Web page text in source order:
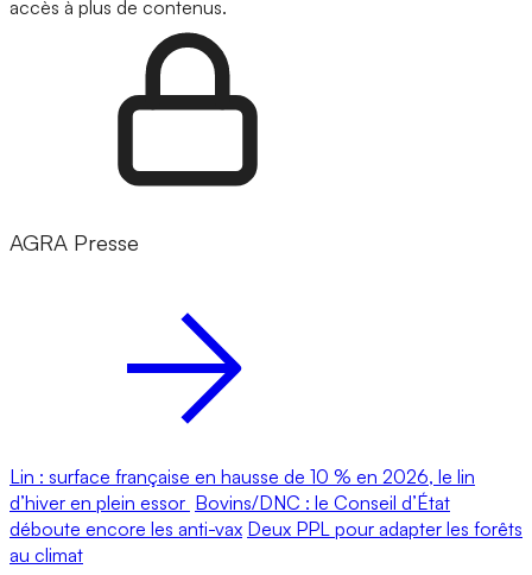
accès à plus de contenus.
AGRA Presse
Lin : surface française en hausse de 10 % en 2026, le lin
d’hiver en plein essor Bovins/DNC : le Conseil d’État
déboute encore les anti-vax Deux PPL pour adapter les forêts
au climat